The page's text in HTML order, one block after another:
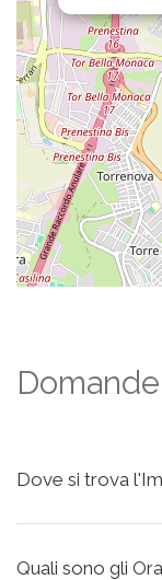
Dove si trova
Quali sono gli